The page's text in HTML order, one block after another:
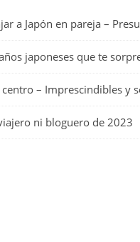
a Japón en pareja –
japoneses que te
– Imprescindibles y
ni bloguero de 2023